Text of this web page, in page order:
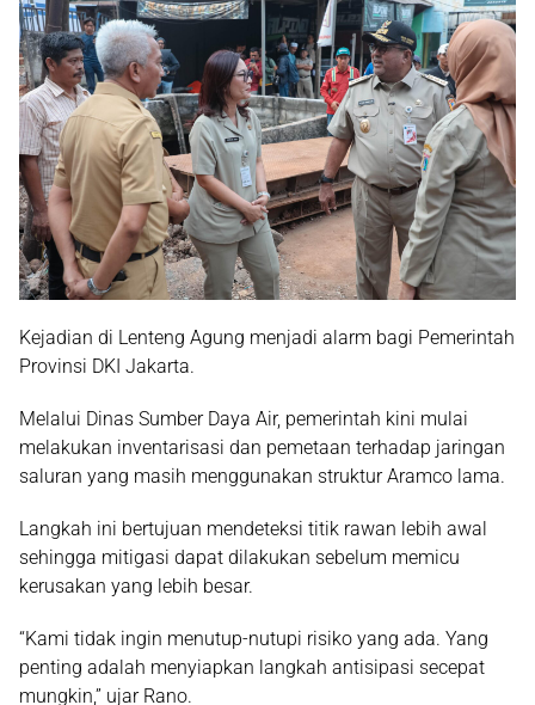
Kejadian di Lenteng Agung menjadi alarm bagi Pemerintah
Provinsi DKI Jakarta.
Melalui Dinas Sumber Daya Air, pemerintah kini mulai
melakukan inventarisasi dan pemetaan terhadap jaringan
saluran yang masih menggunakan struktur Aramco lama.
Langkah ini bertujuan mendeteksi titik rawan lebih awal
sehingga mitigasi dapat dilakukan sebelum memicu
kerusakan yang lebih besar.
“Kami tidak ingin menutup-nutupi risiko yang ada. Yang
penting adalah menyiapkan langkah antisipasi secepat
mungkin,” ujar Rano.